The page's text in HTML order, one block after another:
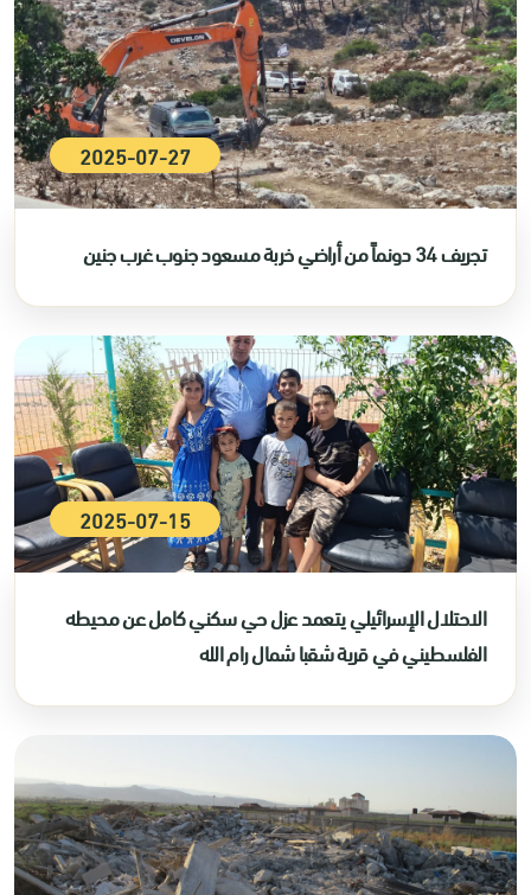
2025-07-27
تجريف 34 دونماً من أراضي خربة مسعود جنوب غرب جنين
2025-07-15
الاحتلال الإسرائيلي يتعمد عزل حي سكني كامل عن محيطه
الفلسطيني في قرية شقبا شمال رام الله